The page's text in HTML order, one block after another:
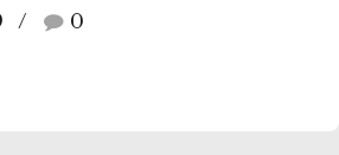
0